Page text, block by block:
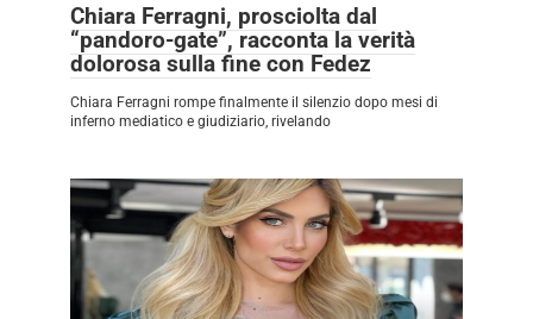
Chiara Ferragni, prosciolta dal
“pandoro-gate”, racconta la verità
dolorosa sulla fine con Fedez
Chiara Ferragni rompe finalmente il silenzio dopo mesi di
inferno mediatico e giudiziario, rivelando